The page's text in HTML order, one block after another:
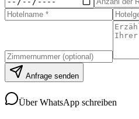
Anfrage senden
Über WhatsApp schreiben